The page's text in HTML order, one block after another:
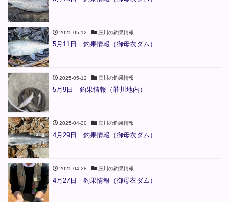
2025-05-12 庄川の釣果情報
5月11日 釣果情報（御母衣ダム）
2025-05-12 庄川の釣果情報
5月9日 釣果情報（荘川地内）
2025-04-30 庄川の釣果情報
4月29日 釣果情報（御母衣ダム）
2025-04-28 庄川の釣果情報
4月27日 釣果情報（御母衣ダム）